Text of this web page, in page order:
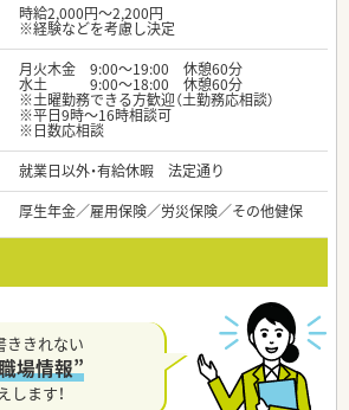
時給2,000円～2,200円
※経験などを考慮し決定
月火木金 9:00～19:00 休憩60分
水土 9:00～18:00 休憩60分
※土曜勤務できる方歓迎（土勤務応相談）
※平日9時～16時相談可
※日数応相談
就業日以外・有給休暇 法定通り
厚生年金／雇用保険／労災保険／その他健保
ききれない
場情報”
します！